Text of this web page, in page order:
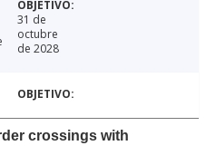
31 de
octubre
de 2028
crossings with